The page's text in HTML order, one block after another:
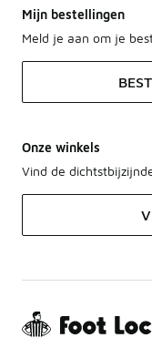
Mijn bestellingen
Meld je aan om je
Onze winkels
Vind de